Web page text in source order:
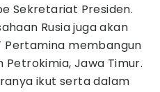
Sekretariat Presiden.
Rusia juga akan
Pertamina membangun
Petrokimia, Jawa Timur.
ikut serta dalam